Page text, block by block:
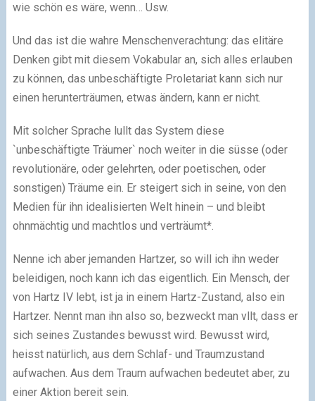
wie schön es wäre, wenn… Usw.
Und das ist die wahre Menschenverachtung: das elitäre
Denken gibt mit diesem Vokabular an, sich alles erlauben
zu können, das unbeschäftigte Proletariat kann sich nur
einen herunterträumen, etwas ändern, kann er nicht.
Mit solcher Sprache lullt das System diese
`unbeschäftigte Träumer` noch weiter in die süsse (oder
revolutionäre, oder gelehrten, oder poetischen, oder
sonstigen) Träume ein. Er steigert sich in seine, von den
Medien für ihn idealisierten Welt hinein – und bleibt
ohnmächtig und machtlos und verträumt*.
Nenne ich aber jemanden Hartzer, so will ich ihn weder
beleidigen, noch kann ich das eigentlich. Ein Mensch, der
von Hartz IV lebt, ist ja in einem Hartz-Zustand, also ein
Hartzer. Nennt man ihn also so, bezweckt man vllt, dass er
sich seines Zustandes bewusst wird. Bewusst wird,
heisst natürlich, aus dem Schlaf- und Traumzustand
aufwachen. Aus dem Traum aufwachen bedeutet aber, zu
einer Aktion bereit sein.